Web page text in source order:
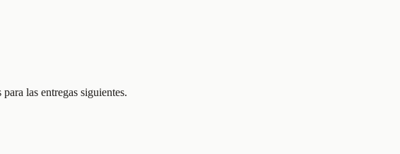
las entregas siguientes.